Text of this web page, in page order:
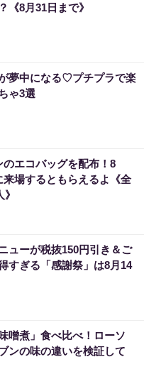
《8月31日まで》
夢中になる♡プチプラで楽
ゃ3選
エコバッグを配布！8
来場するともらえるよ《全
ューが税抜150円引き＆ご
すぎる「感謝祭」は8月14
噌煮」食べ比べ！ローソ
ンの味の違いを検証して